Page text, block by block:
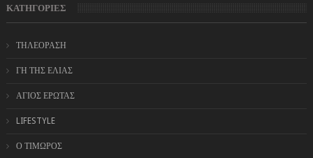
ΚΑΤΗΓΟΡΙΕΣ
ΤΗΛΕΟΡΑΣΗ
ΓΗ ΤΗΣ ΕΛΙΑΣ
ΑΓΙΟΣ ΕΡΩΤΑΣ
LIFESTYLE
Ο ΤΙΜΩΡΟΣ